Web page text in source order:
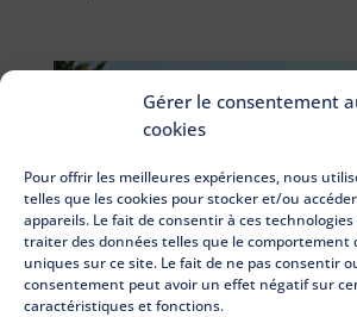
Gérer le consentement
cookies
Pour offrir les meilleures expériences, nous
telles que les cookies pour stocker et/ou
appareils. Le fait de consentir à ces
traiter des données telles que le comportement
uniques sur ce site. Le fait de ne pas consentir
consentement peut avoir un effet négatif sur
caractéristiques et fonctions.